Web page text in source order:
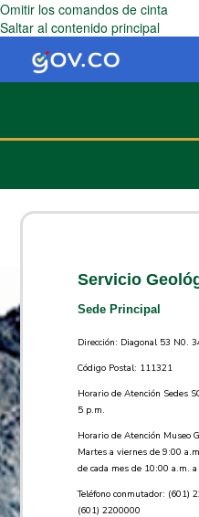
Omitir los comandos de cinta
Saltar al contenido principal
Servicio
Sede Principal
Dirección: Diagonal 53 N0.
Código Postal: 111321
Horario de Atención Sedes
5 p.m.
Horario de Atención Museo
Martes a viernes de 9:00
de cada mes de 10:00 a.m.
Teléfono conmutador: (601)
(601) 2200000